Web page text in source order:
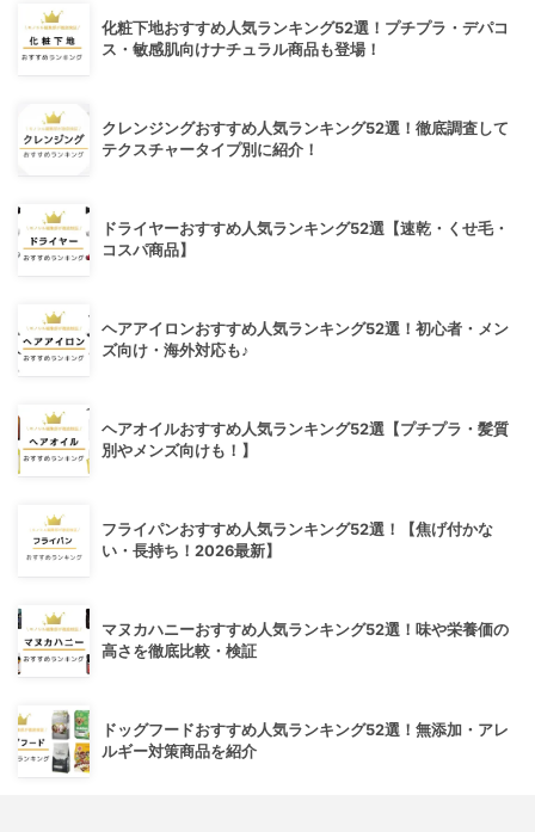
化粧下地おすすめ人気ランキング52選！プチプラ・デパコ
ス・敏感肌向けナチュラル商品も登場！
クレンジングおすすめ人気ランキング52選！徹底調査して
テクスチャータイプ別に紹介！
ドライヤーおすすめ人気ランキング52選【速乾・くせ毛・
コスパ商品】
ヘアアイロンおすすめ人気ランキング52選！初心者・メン
ズ向け・海外対応も♪
ヘアオイルおすすめ人気ランキング52選【プチプラ・髪質
別やメンズ向けも！】
フライパンおすすめ人気ランキング52選！【焦げ付かな
い・長持ち！2026最新】
マヌカハニーおすすめ人気ランキング52選！味や栄養価の
高さを徹底比較・検証
ドッグフードおすすめ人気ランキング52選！無添加・アレ
ルギー対策商品を紹介